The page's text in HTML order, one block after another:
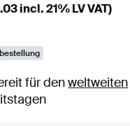
incl. 21% LV VAT)
für denweltweiten